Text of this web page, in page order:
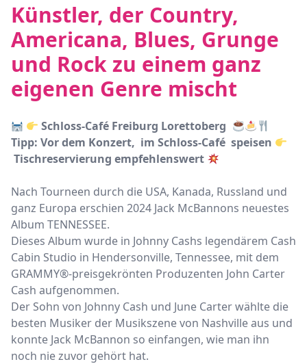
Künstler, der Country,
Americana, Blues, Grunge
und Rock zu einem ganz
eigenen Genre mischt
Schloss-Café Freiburg Lorettoberg
Tipp: Vor dem Konzert, im Schloss-Café speisen
Tischreservierung empfehlenswert
Nach Tourneen durch die USA, Kanada, Russland und
ganz Europa erschien 2024 Jack McBannons neuestes
Album TENNESSEE.
Dieses Album wurde in Johnny Cashs legendärem Cash
Cabin Studio in Hendersonville, Tennessee, mit dem
GRAMMY®-preisgekrönten Produzenten John Carter
Cash aufgenommen.
Der Sohn von Johnny Cash und June Carter wählte die
besten Musiker der Musikszene von Nashville aus und
konnte Jack McBannon so einfangen, wie man ihn
noch nie zuvor gehört hat.